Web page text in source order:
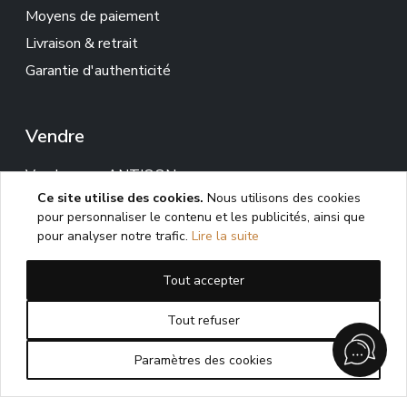
Moyens de paiement
Livraison & retrait
Garantie d'authenticité
Vendre
Vendre avec ANTIQON
Demander une estimation
Services
Expertise
Recherche privée d'œuvres
Conseil en collection & décoration
Ce site utilise des cookies. Nous utilisons des cookies
pour personnaliser le contenu et les publicités, ainsi que
pour analyser notre trafic. Lire la suite
Tout accepter
Tout refuser
Paramètres des cookies